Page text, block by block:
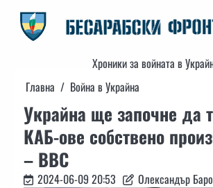
content
Хроники за войната в
Главна
Война в Украйна
Украйна ще започне да
КАБ-ове собствено
– ВВС
2024-06-09 20:53 Олександър